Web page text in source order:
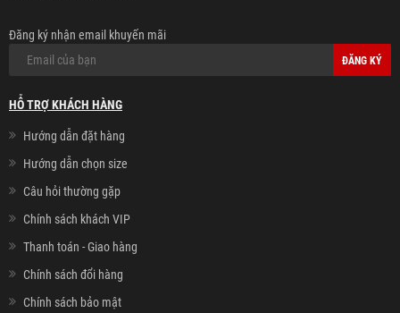
Đăng ký nhận email khuyến mãi
ĐĂNG KÝ
HỖ TRỢ KHÁCH HÀNG
Hướng dẫn đặt hàng
Hướng dẫn chọn size
Câu hỏi thường gặp
Chính sách khách VIP
Thanh toán - Giao hàng
Chính sách đổi hàng
Chính sách bảo mật